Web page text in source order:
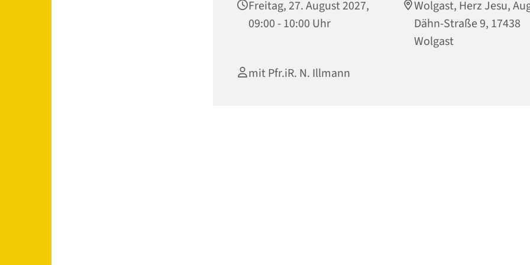
Freitag, 27. August 2027,
09:00 - 10:00 Uhr
Wolgast, Herz Jesu,
Dähn-Straße 9, 17438
Wolgast
mit Pfr.iR. N. Illmann